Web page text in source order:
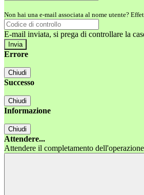
Non hai una e-mail associata al nome utente?
E-mail inviata, si prega di controllare la
Errore
Chiudi
Successo
Chiudi
Informazione
Chiudi
Attendere...
Attendere il completamento